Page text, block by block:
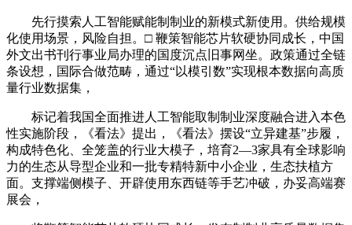
先行摸索人工智能赋能制制业的新模式新使用。供给规模
化使用场景，风险自担。□ 鞭策智能芯片软硬协同成长，中国
外文出书刊行事业局办理的国度沉点旧事网坐。政策通过全链
条设想，国际合做范畴，通过“以模引数”实现根本数据向高质
量行业数据集，
标记着我国全面推进人工智能取制制业深度融合进入本色
性实施阶段，《看法》提出，《看法》摆设“立异建基”步履，
构成特色化、全笼盖的行业大模子，培育2—3家具有全球影响
力的生态从导型企业和一批专精特新中小企业，生态扶植方
面。支撑端侧模子、开辟使用东西链等手艺冲破，办妥高端赛
展会，